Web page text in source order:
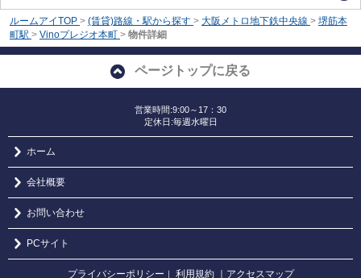
ルームアイTOP > (賃貸)路線・駅から探す > 大阪メトロ地下鉄中央線 > 堺筋本
町駅 > Vinoプレジオ本町 > 物件詳細
ページトップに戻る
営業時間:9:00～17：30
定休日:毎週水曜日
ホーム
会社概要
お問い合わせ
PCサイト
プライバシーポリシー ｜ 利用規約 ｜アクセスマップ